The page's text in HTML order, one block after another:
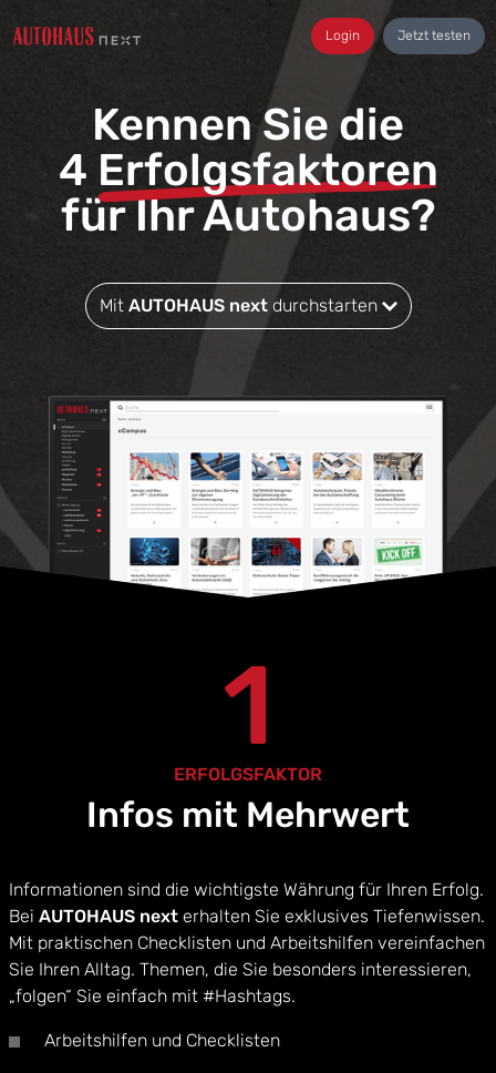
Login Jetzt testen
Kennen Sie die
4 Erfolgsfaktoren
für Ihr Autohaus?
Mit AUTOHAUS nextdurchstarten
1
ERFOLGSFAKTOR
Infos mit Mehrwert
Informationen sind die wichtigste Währung für Ihren Erfolg.
Bei AUTOHAUS next erhalten Sie exklusives Tiefenwissen.
Mit praktischen Checklisten und Arbeitshilfen vereinfachen
Sie Ihren Alltag. Themen, die Sie besonders interessieren,
„folgen“ Sie einfach mit #Hashtags.
Arbeitshilfen und Checklisten